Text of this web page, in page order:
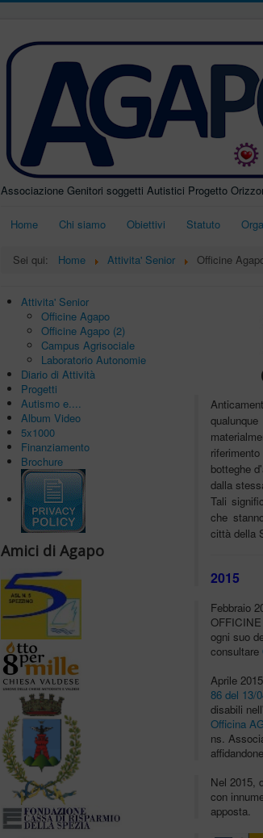
Associazione Genitori soggetti Autistici Progetto
Home Chi siamo Obiettivi Statuto
Sei qui: Home Attivita' Senior Officine
Attivita' Senior
Officine Agapo
Officine Agapo (2)
Campus Agrisociale
Laboratorio Autonomie
Diario di Attività
Progetti
Autismo e....
Album Video
5x1000
Finanziamento
Brochure
Amici di Agapo
botteghe
dalla
Tali
che
città della
2015
Febbraio
ogni suo
consultare
Aprile
86 del 13/
disabili
Officina
ns.
Nel 2015,
con
apposta.